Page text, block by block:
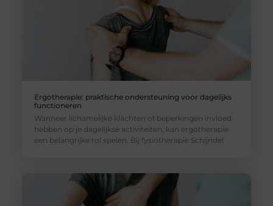
Ergotherapie: praktische ondersteuning voor dagelijks
functioneren
Wanneer lichamelijke klachten of beperkingen invloed
hebben op je dagelijkse activiteiten, kan ergotherapie
een belangrijke rol spelen. Bij fysiotherapie Schijndel